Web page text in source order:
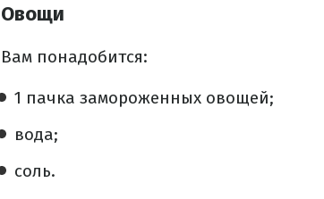
Овощи
Вам понадобится:
1 пачка замороженных овощей;
вода;
соль.